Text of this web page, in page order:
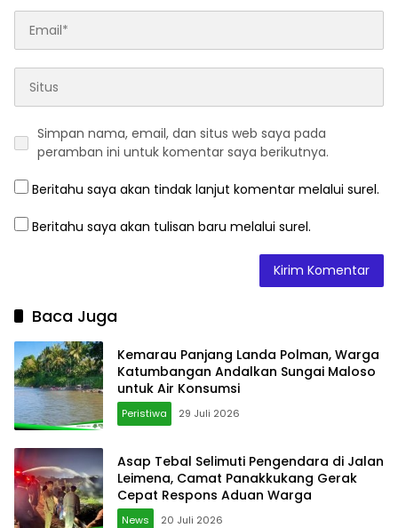
Simpan nama, email, dan situs web saya pada
peramban ini untuk komentar saya berikutnya.
Beritahu saya akan tindak lanjut komentar melalui surel.
Beritahu saya akan tulisan baru melalui surel.
Baca Juga
Kemarau Panjang Landa Polman, Warga
Katumbangan Andalkan Sungai Maloso
untuk Air Konsumsi
Peristiwa 29 Juli 2026
Asap Tebal Selimuti Pengendara di Jalan
Leimena, Camat Panakkukang Gerak
Cepat Respons Aduan Warga
News 20 Juli 2026